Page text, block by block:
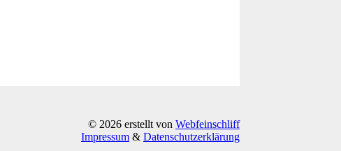
© 2026 erstellt von Webfeinschliff
Impressum& Datenschutzerklärung